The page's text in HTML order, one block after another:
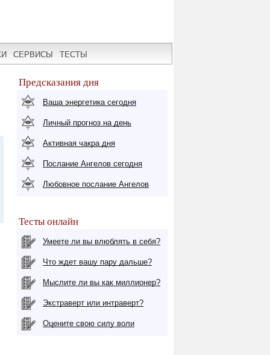
СЕРВИСЫ ТЕСТЫ
Предсказания дня
Ваша энергетика сегодня
Личный прогноз на день
Активная чакра дня
Послание Ангелов сегодня
Любовное послание Ангелов
Тесты онлайн
Умеете ли вы влюблять в себя?
Что ждет вашу пару дальше?
Мыслите ли вы как миллионер?
Экстраверт или интраверт?
Оцените свою силу воли